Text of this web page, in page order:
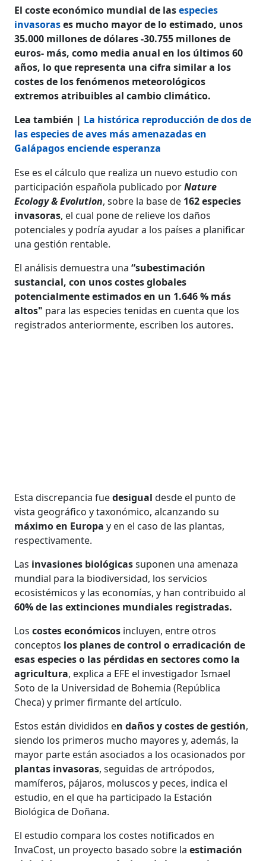
El coste económico mundial de lasespecies
invasorases mucho mayor de lo estimado, unos
35.000 millones de dólares -30.755 millones de
euros- más, como media anual en los últimos 60
años, lo que representa una cifra similar a los
costes de los fenómenos meteorológicos
extremos atribuibles al cambio climático.
Lea también | La histórica reproducción de dos de
las especies de aves más amenazadas en
Galápagos enciende esperanza
Ese es el cálculo que realiza un nuevo estudio con
participación española publicado porNature
Ecology & Evolution, sobre la base de 162 especies
invasoras, el cual pone de relieve los daños
potenciales y podría ayudar a los países a planificar
una gestión rentable.
El análisis demuestra una “subestimación
sustancial, con unos costes globales
potencialmente estimados en un 1.646 % más
altos" para las especies tenidas en cuenta que los
registrados anteriormente, escriben los autores.
Esta discrepancia fuedesigualdesde el punto de
vista geográfico y taxonómico, alcanzando su
máximo en Europa y en el caso de las plantas,
respectivamente.
Las invasiones biológicassuponen una amenaza
mundial para la biodiversidad, los servicios
ecosistémicos y las economías, y han contribuido al
60% de las extinciones mundiales registradas.
Loscostes económicos incluyen, entre otros
conceptos los planes de control o erradicación de
esas especies o las pérdidas en sectores como la
agricultura, explica a EFE el investigador Ismael
Soto de la Universidad de Bohemia (República
Checa) y primer firmante del artículo.
Estos están divididos en daños y costes de gestión,
siendo los primeros mucho mayores y, además, la
mayor parte están asociados a los ocasionados por
plantas invasoras, seguidas de artrópodos,
mamíferos, pájaros, moluscos y peces, indica el
estudio, en el que ha participado la Estación
Biológica de Doñana.
El estudio compara los costes notificados en
InvaCost, un proyecto basado sobre la estimación